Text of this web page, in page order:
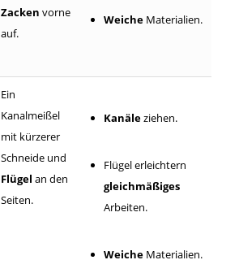
Zacken vorne
auf.
WeicheMaterialien.
Ein
Kanalmeißel
mit kürzerer
Schneide und
Flügel an den
Seiten.
Kanäleziehen.
Flügel erleichtern
gleichmäßiges
Arbeiten.
WeicheMaterialien.